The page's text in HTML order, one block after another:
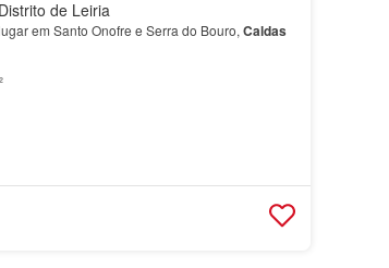
de Leiria
em Santo Onofre e Serra do Bouro, Caldas